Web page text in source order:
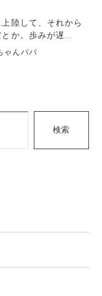
陸して、それから
か。歩みが遅...
ゃんパパ
検索